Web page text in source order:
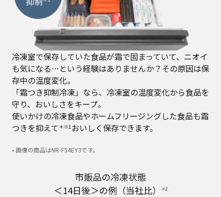
冷凍室で保存していた食品が霜で固まっていて、ニオイ
も気になる…という経験はありませんか？その原因は保
存中の温度変化。
「霜つき抑制冷凍」なら、冷凍室の温度変化から食品を
守り、おいしさをキープ。
使いかけの冷凍食品やホームフリージングした食品も霜
つきを抑えて ＊※1 おいしく保存できます。
• 画像の商品はNR-F54EY3です。
市販品の冷凍状態
＜14日後＞の例（当社比）
※2